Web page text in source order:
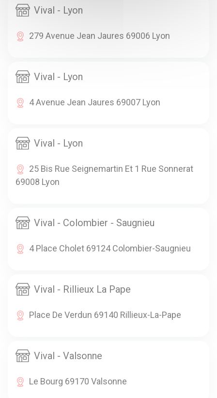
Vival - Lyon
279 Avenue Jean Jaures 69006 Lyon
Vival - Lyon
4 Avenue Jean Jaures 69007 Lyon
Vival - Lyon
25 Bis Rue Seignemartin Et 1 Rue Sonnerat
69008 Lyon
Vival - Colombier - Saugnieu
4 Place Cholet 69124 Colombier-Saugnieu
Vival - Rillieux La Pape
Place De Verdun 69140 Rillieux-La-Pape
Vival - Valsonne
Le Bourg 69170 Valsonne